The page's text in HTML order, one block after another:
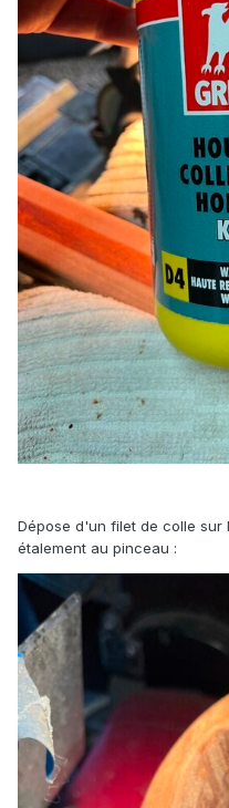
Dépose d'un filet de colle
étalement au pinceau :